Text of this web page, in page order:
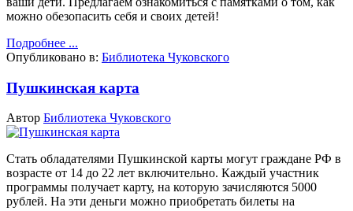
можно обезопасить себя и своих детей!
Подробнее ...
Опубликовано в: Библиотека Чуковского
Пушкинская карта
Автор Библиотека Чуковского
Стать обладателями Пушкинской карты могут граждане РФ в
возрасте от 14 до 22 лет включительно. Каждый участник
программы получает карту, на которую зачисляются 5000
рублей. На эти деньги можно приобретать билеты на